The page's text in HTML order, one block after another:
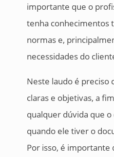
importante que o
tenha conhecimentos
normas e,
necessidades do
Neste laudo é preciso
claras e objetivas, a
qualquer dúvida que
quando ele tiver o
Por isso, é importante